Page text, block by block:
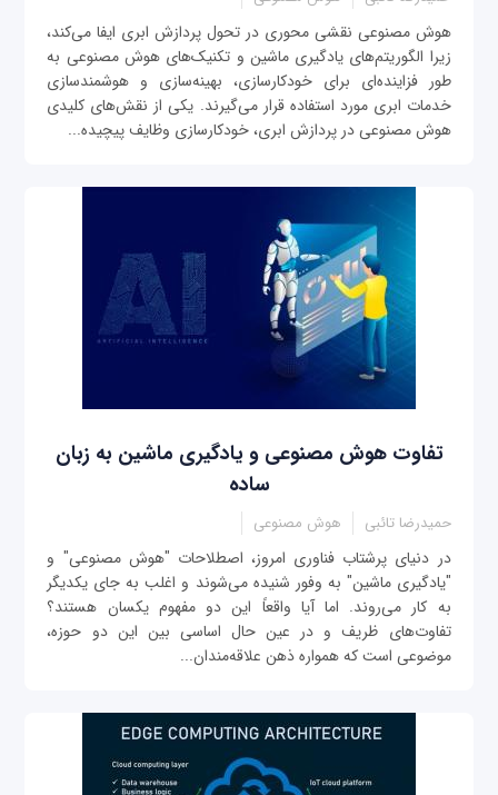
هوش مصنوعی نقشی محوری در تحول پردازش ابری ایفا می‌کند،
زیرا الگوریتم‌های یادگیری ماشین و تکنیک‌های هوش مصنوعی به
طور فزاینده‌ای برای خودکارسازی، بهینه‌سازی و هوشمندسازی
خدمات ابری مورد استفاده قرار می‌گیرند. یکی از نقش‌های کلیدی
هوش مصنوعی در پردازش ابری، خودکارسازی وظایف پیچیده...
تفاوت هوش مصنوعی و یادگیری ماشین به زبان
ساده
حمیدرضا تائبی هوش مصنوعی
در دنیای پرشتاب فناوری امروز، اصطلاحات "هوش مصنوعی" و
"یادگیری ماشین" به وفور شنیده می‌شوند و اغلب به جای یکدیگر
به کار می‌روند. اما آیا واقعاً این دو مفهوم یکسان هستند؟
تفاوت‌های ظریف و در عین حال اساسی بین این دو حوزه،
موضوعی است که همواره ذهن علاقه‌مندان...